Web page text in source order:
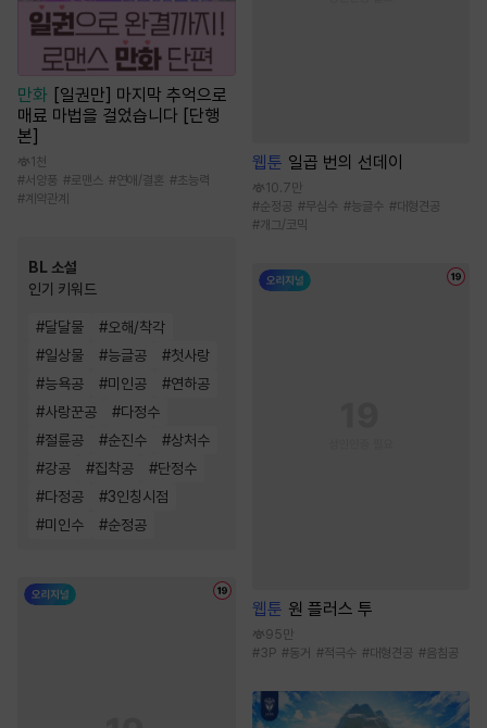
만화
[일권만] 마지막 추억으로
매료 마법을 걸었습니다 [단행
본]
1천
#서양풍 #로맨스 #연애/결혼 #초능력
# 계약관계
BL 소설
인기 키워드
#달달물 #오해/착각
#일상물 #능글공 #첫사랑
#능욕공 #미인공 #연하공
#사랑꾼공 #다정수
#절륜공 #순진수 #상처수
#강공 #집착공 #단정수
#다정공 #3인칭시점
#미인수 #순정공
웹툰 일곱 번의 선데이
10.7만
#순정공 #무심수 #능글수 #대형견공
#개그/코믹
웹툰 원 플러스 투
95만
#3P #동거 #적극수 #대형견공 #음침공